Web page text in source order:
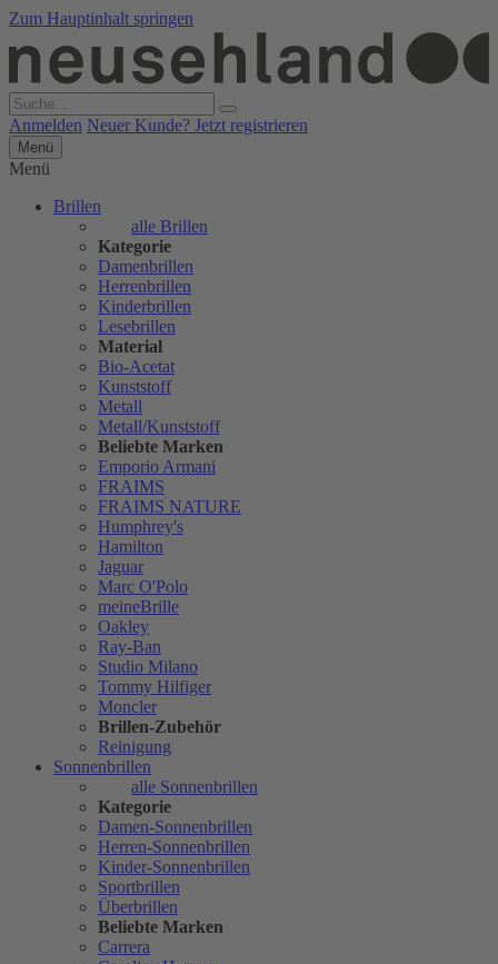
Zum Hauptinhalt springen
Anmelden Neuer Kunde? Jetzt registrieren
Menü
Menü
Brillen
alle Brillen
Kategorie
Damenbrillen
Herrenbrillen
Kinderbrillen
Lesebrillen
Material
Bio-Acetat
Kunststoff
Metall
Metall/Kunststoff
Beliebte Marken
Emporio Armani
FRAIMS
FRAIMS NATURE
Humphrey's
Hamilton
Jaguar
Marc O'Polo
meineBrille
Oakley
Ray-Ban
Studio Milano
Tommy Hilfiger
Moncler
Brillen-Zubehör
Reinigung
Sonnenbrillen
alle Sonnenbrillen
Kategorie
Damen-Sonnenbrillen
Herren-Sonnenbrillen
Kinder-Sonnenbrillen
Sportbrillen
Überbrillen
Beliebte Marken
Carrera